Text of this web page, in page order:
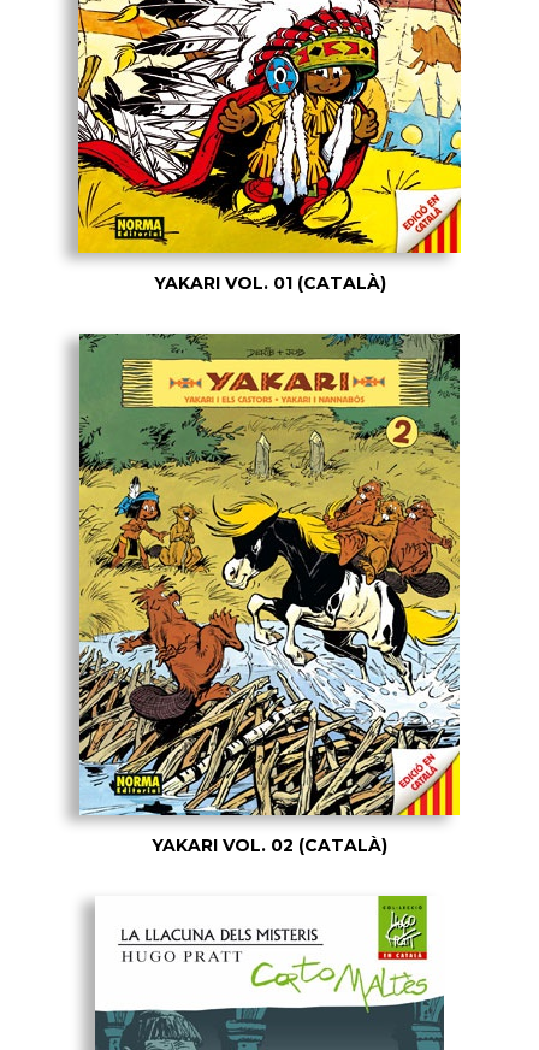
YAKARI VOL. 01 (CATALÀ)
YAKARI VOL. 02 (CATALÀ)